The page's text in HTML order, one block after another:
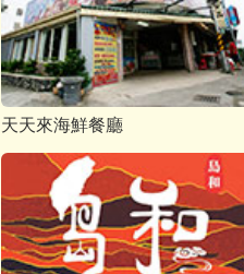
天天來海鮮餐廳